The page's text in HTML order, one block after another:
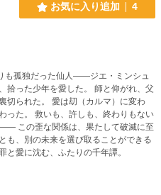
お気に入り追加 4
も孤独だった仙人――ジエ・ミンシュ
拾った少年を愛した。 師と仰がれ、父
切られた。 愛は刧（カルマ）に変わ
った。 救いも、許しも、終わりもない
この歪な関係は、果たして破滅に至
も、別の未来を選び取ることができる
愛に沈む、ふたりの千年譚。